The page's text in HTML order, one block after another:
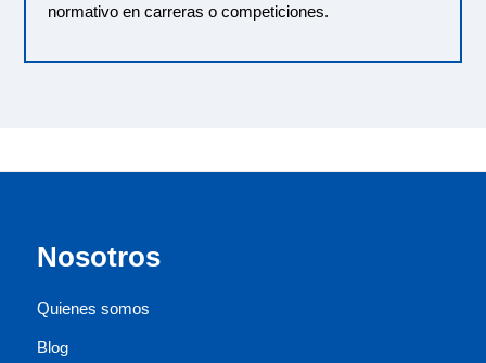
normativo en carreras o competiciones.
Nosotros
Quienes somos
Blog